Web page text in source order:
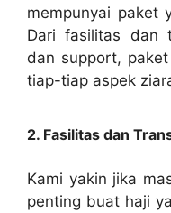
mempunyai paket
Dari fasilitas dan
dan support,
tiap-tiap aspek
2. Fasilitas dan
Kami yakin jika
penting buat haji